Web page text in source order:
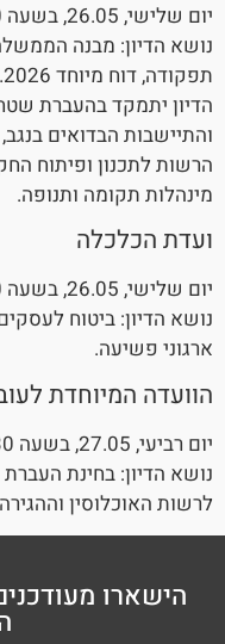
יום שלישי, 26.05, בשעה 10:00
נושא הדיון: מבנה
תפקודה, דוח מיוחד 2026.
הדיון יתמקד בהעברת
והתיישבות הבדואים
הרשות לתכנון ופיתוח
מינהלות תקומה ותנופה.
ועדת הכלכלה
יום שלישי, 26.05, בשעה 13:00
נושא הדיון: ביטוח
ארגוני פשיעה.
הוועדה המיוחדת
יום רביעי, 27.05, בשעה 09:30
נושא הדיון: בחינת
לרשות האוכלוסין
הישארו